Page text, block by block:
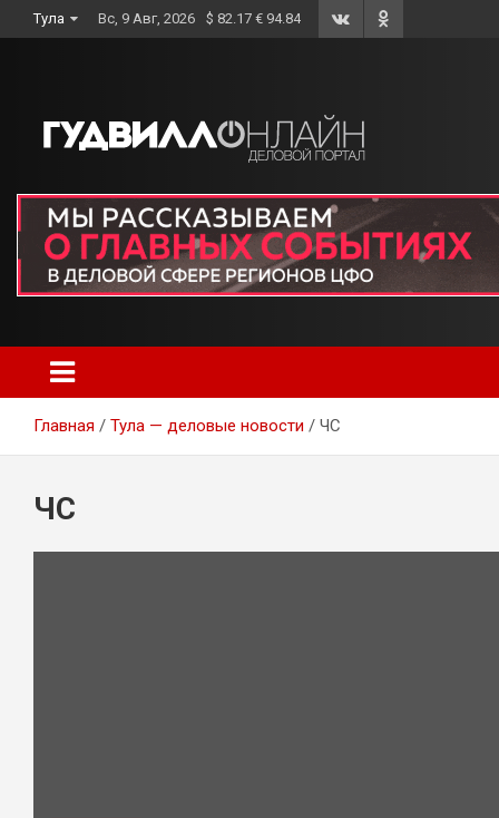
to
Тула Вс, 9 Авг, 2026 $ 82.17 € 94.84
Главная Тула — деловые новости ЧС
ЧС